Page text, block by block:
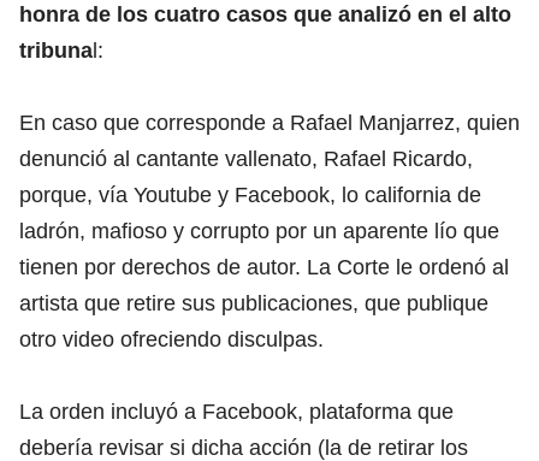
honra de los cuatro casos que analizó en el alto
tribunal:
En caso que corresponde a Rafael Manjarrez, quien
denunció al cantante vallenato, Rafael Ricardo,
porque, vía Youtube y Facebook, lo california de
ladrón, mafioso y corrupto por un aparente lío que
tienen por derechos de autor. La Corte le ordenó al
artista que retire sus publicaciones, que publique
otro video ofreciendo disculpas.
La orden incluyó a Facebook, plataforma que
debería revisar si dicha acción (la de retirar los